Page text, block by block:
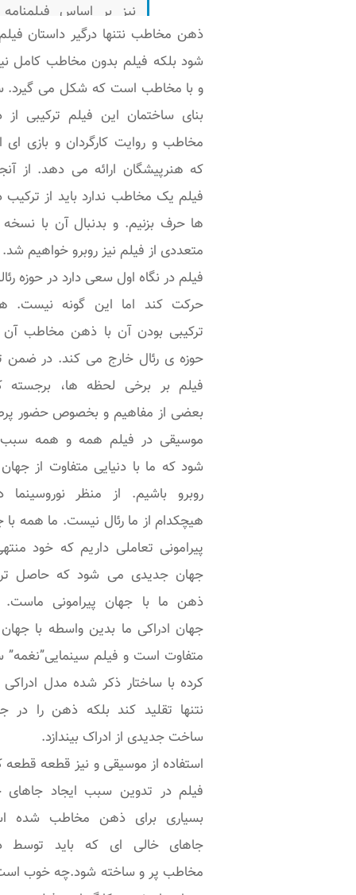
نیز بر اساس
همچون نقشه ای
کند فیلم را پیش می
بعبارتی فیلم
شود. اما همین ساخته
می تواند دو فرم داشته
اولین فرم آن ساخته
بصورت حل یک پازل
انگار فیلم یک پازل
با کنار هم قرار گرفتن
مختلف، آن را می
فیلمنامه راهنمای ما برای
هم قرار دادن اجزای این
است. در فرم دوم فیلم
یک ساختمان ساخته می
و فیلمنامه نیز در طی
بتدریج ساخته شده
البته که در حین ساخته
می تواند دستخوش
زیادی شود.
سینمایی”نغمه”
جدید سجاد اصغریاز
دست است. فیلمی
کارگردان چیزی را به
و حتی بازیگر تحمیل
کند. همین آزادی
حضور بیشتر
فرایند ساخته شدن
است. موضوعی که از
نوروسینما قوی ترین
این فیلم محسوب می
فیلم با مخاطب
شود نه با ترکیب
ذهن مخاطب نتنها درگیر داستان
شود بلکه فیلم بدون مخاطب کامل
و با مخاطب است که شکل می
بنای ساختمان این فیلم ترکیبی
مخاطب و روایت کارگردان و بازی
که هنرپیشگان ارائه می دهد. از
فیلم یک مخاطب ندارد باید از
ها حرف بزنیم. و بدنبال آن با
متعددی از فیلم نیز روبرو خواهیم شد.
فیلم در نگاه اول سعی دارد در حوزه
حرکت کند اما این گونه نیست.
ترکیبی بودن آن با ذهن مخاطب آن
حوزه ی رئال خارج می کند. در ضمن
فیلم بر برخی لحظه ها، برجسته
بعضی از مفاهیم و بخصوص حضور
موسیقی در فیلم همه و همه
شود که ما با دنیایی متفاوت از جهان
روبرو باشیم. از منظر نوروسینما
هیچکدام از ما رئال نیست. ما همه با
پیرامونی تعاملی داریم که خود
جهان جدیدی می شود که حاصل
ذهن ما با جهان پیرامونی
جهان ادراکی ما بدین واسطه با جهان
متفاوت است و فیلم
کرده با ساختار ذکر شده مدل ادراکی
نتنها تقلید کند بلکه ذهن را در
ساخت جدیدی از ادراک بیندازد.
استفاده از موسیقی و نیز قطعه قطعه
فیلم در تدوین سبب ایجاد جاهای
بسیاری برای ذهن مخاطب شده
جاهای خالی ای که باید توسط
مخاطب پر و ساخته شود.چه خوب